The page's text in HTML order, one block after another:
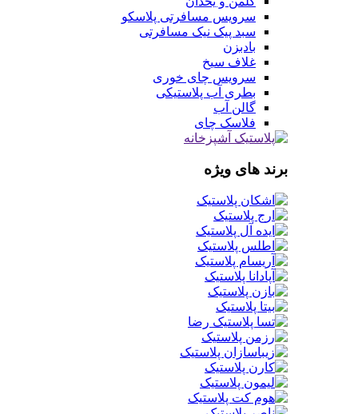
سرویس مسافرتی پلاسکو
سبد پیک نیک مسافرتی
بادبزن
غلاف سیخ
سرویس چای خوری
بطری آب پلاستیکی
گالن آب
فلاسک چای
برند های ویژه